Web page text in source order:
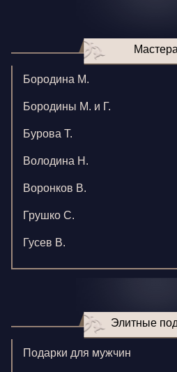
Мастера
Бородина М.
Бородины М. и Г.
Бурова Т.
Володина Н.
Воронков В.
Грушко С.
Гусев В.
Зверева В.
Кормилицына Е.
Корнилова В.
Элитные
Подарки для мужчин